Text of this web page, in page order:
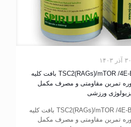
۳۰ آذر ۱۴۰۳
تغییرات مسیر ژنی TSC2(RAGs)/mTOR /4E-BPs بافت کلیه
تمرین مقاومتی و مصرف مکمل
ورزشی
تغییرات مسیر ژنی TSC2(RAGs)/mTOR /4E-BPs بافت کلیه
تمرین مقاومتی و مصرف مکمل